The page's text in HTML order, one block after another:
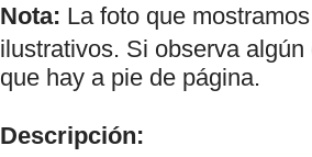
Nota: La foto que
ilustrativos. Si observa
que hay a pie de página.
Descripción: